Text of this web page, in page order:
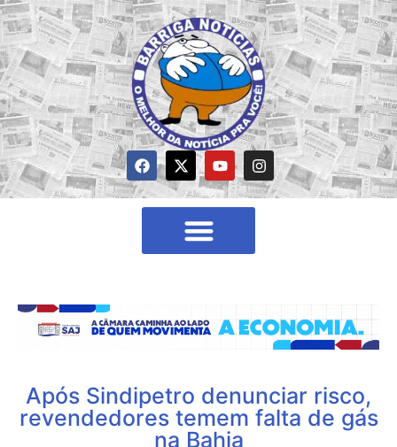
Após Sindipetro denunciar risco,
revendedores temem falta de gás
na Bahia